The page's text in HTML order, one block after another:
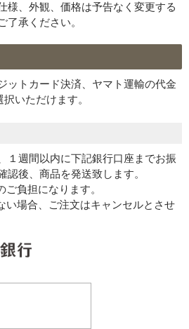
確認ください。
ポリシーを確認しました。
様、外観、価格は予告なく変更する
了承ください。
ットカード決済、ヤマト運輸の代金
いただけます。
１週間以内に下記銀行口座までお振
認後、商品を発送致します。
負担になります。
場合、ご注文はキャンセルとさせ